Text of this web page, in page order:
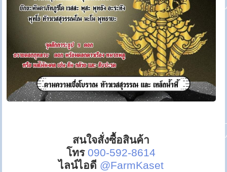
สนใจสั่งซื้อสินค้า
โทร 090-592-8614
ไลน์ไอดี @FarmKaset